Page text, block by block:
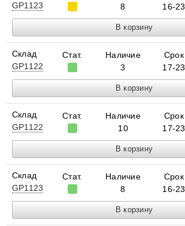
GP1123
8
16-23
Склад
GP1122
Стат.
Наличие
3
Срок
17-23
Склад
GP1122
Стат.
Наличие
10
Срок
17-23
Склад
GP1123
Стат.
Наличие
8
Срок
16-23